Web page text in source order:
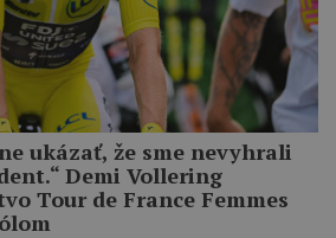
ukázať, že sme nevyhrali
Demi Vollering
Tour de France Femmes